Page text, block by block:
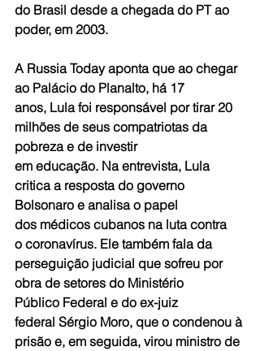
do Brasil desde a chegada do PT ao
poder, em 2003.
A Russia Today aponta que ao chegar
ao Palácio do Planalto, há 17
anos, Lula foi responsável por tirar 20
milhões de seus compatriotas da
pobreza e de investir
em educação. Na entrevista, Lula
critica a resposta do governo
Bolsonaro e analisa o papel
dos médicos cubanos na luta contra
o coronavírus. Ele também fala da
perseguição judicial que sofreu por
obra de setores do Ministério
Público Federal e do ex-juiz
federal Sérgio Moro, que o condenou à
prisão e, em seguida, virou ministro de